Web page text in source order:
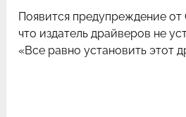
Появится предупреждение
что издатель драйверов не
«Все равно установить этот